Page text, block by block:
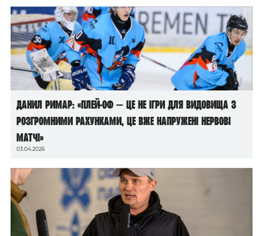
Данил Римар: «Плей-оф — це не ігри для видовища з
розгромними рахунками, це вже напружені нервові
матчі»
03.04.2026